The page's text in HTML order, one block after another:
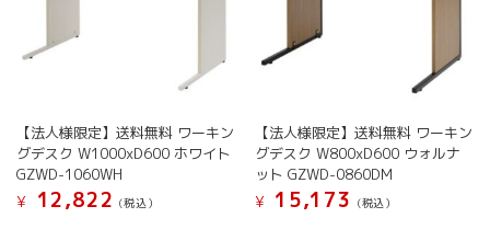
【法人様限定】送料無料 ワーキン
グデスク W1000xD600 ホワイト
GZWD-1060WH
¥
12,822 (税込）
【法人様限定】送料無料 ワーキン
グデスク W800xD600 ウォルナ
ット GZWD-0860DM
¥
15,173 (税込）